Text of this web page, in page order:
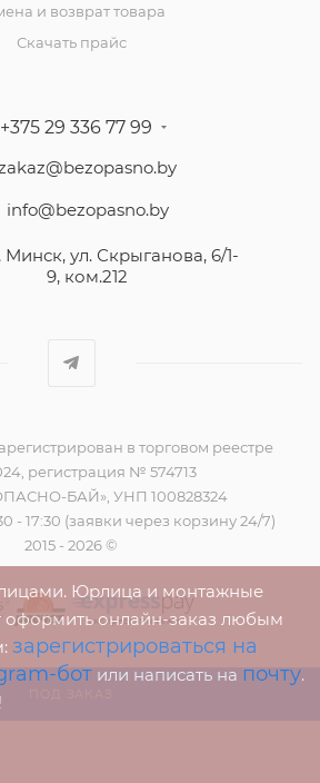
и возврат товара
Скачать прайс
+375 29 336 77 99
info@bezopasno.by
Минск, ул. Скрыганова, 6/1-
9, ком.212
в торговом реестре
регистрация № 574713
БАЙ», УНП 100828324
- 17:30 (заявки через корзину 24/7)
2015 - 2026 ©
Юрлица и монтажные
оформить онлайн-заказ любым
зарегистрироваться на
бот или написать на почту.